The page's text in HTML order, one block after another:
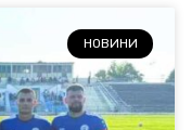
НОВИНИ